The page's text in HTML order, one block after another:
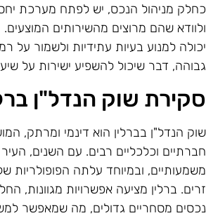
מניהול הנכס, יש לפתח מערכת
שהם מרוצים מהשירותים
למנוע בעיות עתידיות ולשמור על
דבר שיכול להשפיע ישירות על
שוק הנדל"ן
הנדל"ן בברלין הוא דינמי ומרתק,
וכלכליים רבים. עם השנים, העיר
ובמיוחד עלתה הפופולריות
ברלין מציעה אפשרויות מגוונות,
מסחריים גדולים, מה שמאפשר